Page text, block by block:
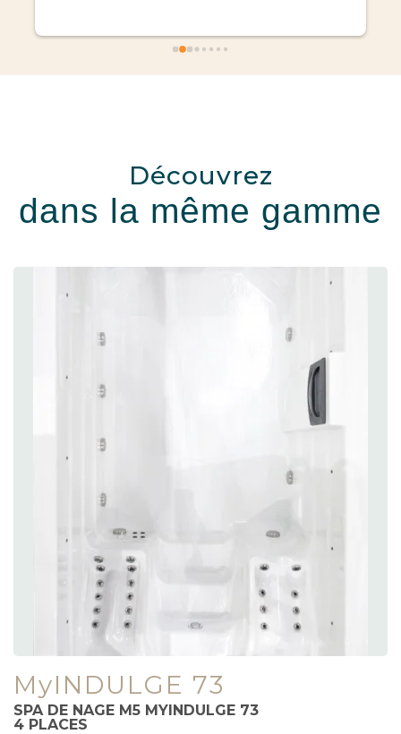
Découvrez
dans la même gamme
MyINDULGE 73
SPA DE NAGE M5 MYINDULGE 73
4 PLACES